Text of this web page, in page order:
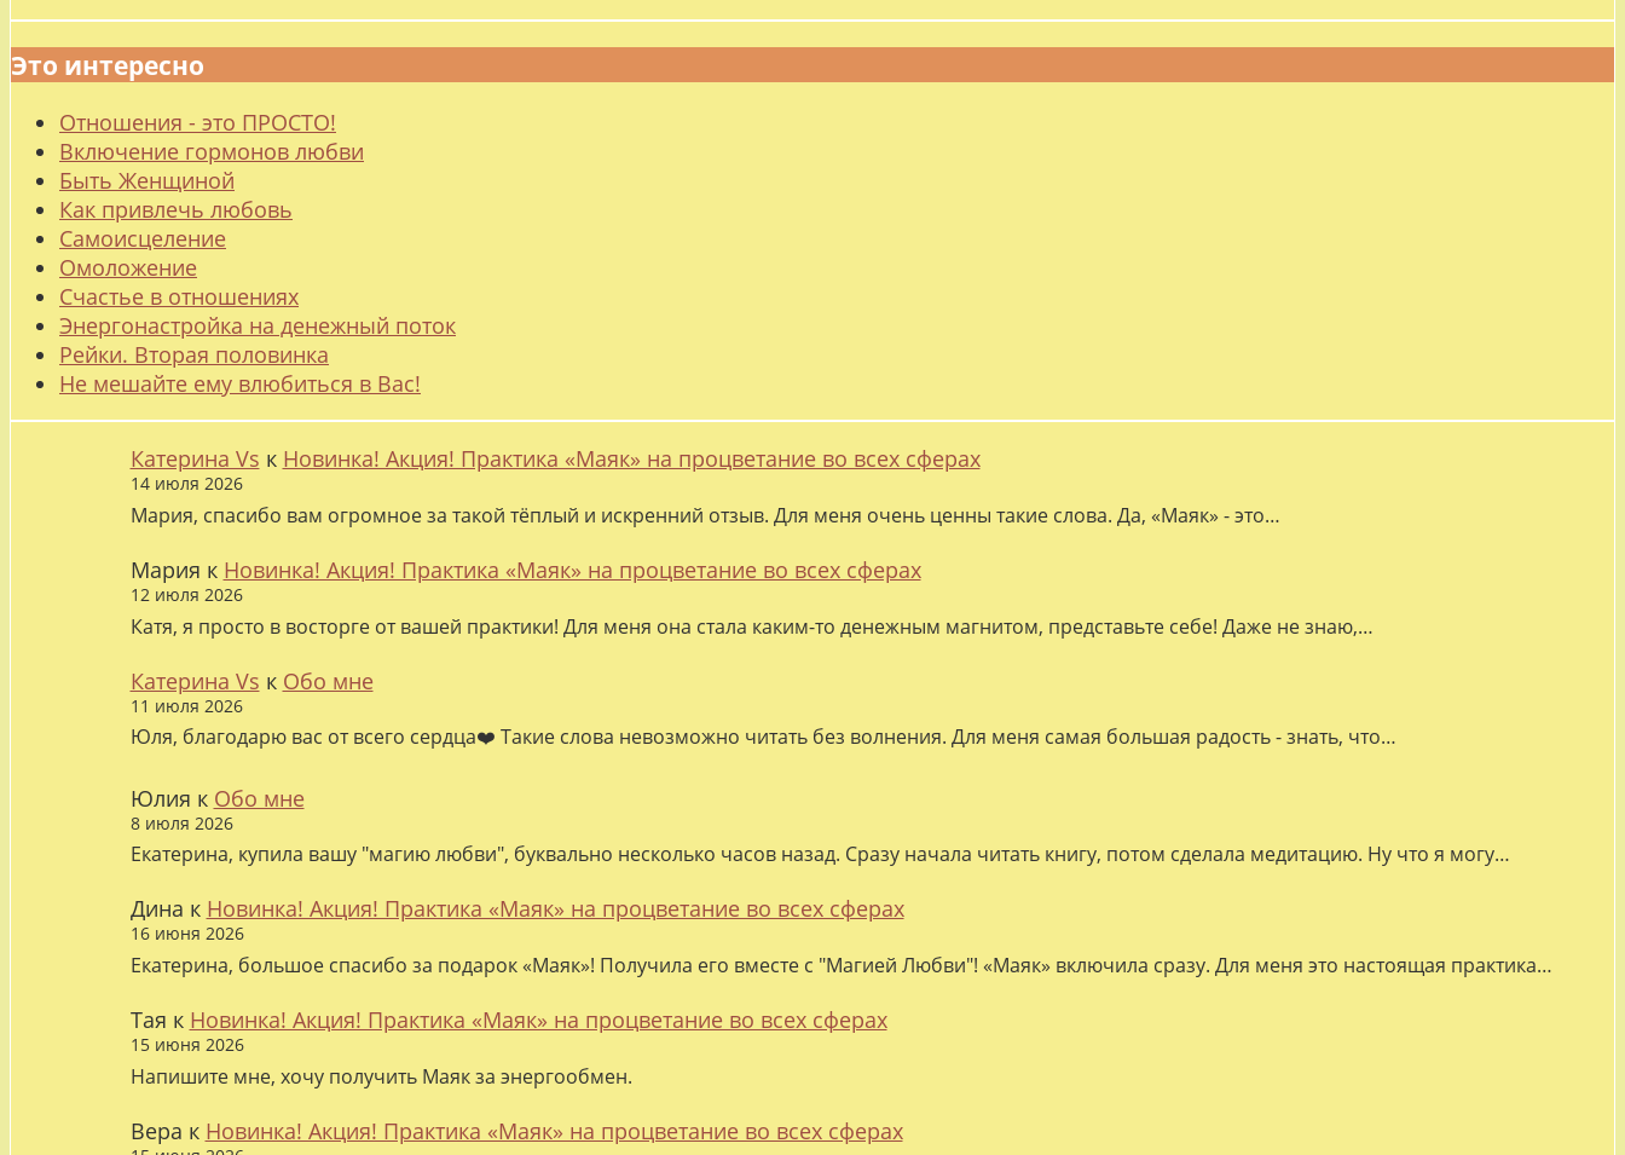
Это интересно
Отношения - это ПРОСТО!
Включение гормонов любви
Быть Женщиной
Как привлечь любовь
Самоисцеление
Омоложение
Счастье в отношениях
Энергонастройка на денежный поток
Рейки. Вторая половинка
Не мешайте ему влюбиться в Вас!
Катерина Vs к Новинка! Акция! Практика «Маяк» на процветание во всех сферах
14 июля 2026
Мария, спасибо вам огромное за такой тёплый и искренний отзыв. Для меня очень ценны такие слова. Да, «Маяк» - это…
Мария к Новинка! Акция! Практика «Маяк» на процветание во всех сферах
12 июля 2026
Катя, я просто в восторге от вашей практики! Для меня она стала каким-то денежным магнитом, представьте себе! Даже не знаю,…
Катерина Vs к Обо мне
11 июля 2026
Юля, благодарю вас от всего сердца❤️ Такие слова невозможно читать без волнения. Для меня самая большая радость - знать, что…
Юлия к Обо мне
8 июля 2026
Екатерина, купила вашу "магию любви", буквально несколько часов назад. Сразу начала читать книгу, потом сделала медитацию. Ну что я могу…
Дина к Новинка! Акция! Практика «Маяк» на процветание во всех сферах
16 июня 2026
Екатерина, большое спасибо за подарок «Маяк»! Получила его вместе с "Магией Любви"! «Маяк» включила сразу. Для меня это настоящая практика…
Тая к Новинка! Акция! Практика «Маяк» на процветание во всех сферах
15 июня 2026
Напишите мне, хочу получить Маяк за энергообмен.
Вера к Новинка! Акция! Практика «Маяк» на процветание во всех сферах